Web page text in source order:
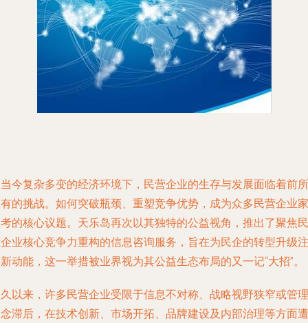
今复杂多变的经济环境下，民营企业的生存与发展面临着前所
的挑战。如何突破瓶颈、重塑竞争优势，成为众多民营企业家
的核心议题。天乐岛再次以其独特的公益视角，推出了聚焦民
业核心竞争力重构的信息咨询服务，旨在为民企的转型升级注
动能，这一举措被业界视为其公益生态布局的又一记“大招”。
以来，许多民营企业受限于信息不对称、战略视野狭窄或管理
滞后，在技术创新、市场开拓、品牌建设及内部治理等方面遭